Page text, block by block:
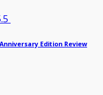
Edition Review